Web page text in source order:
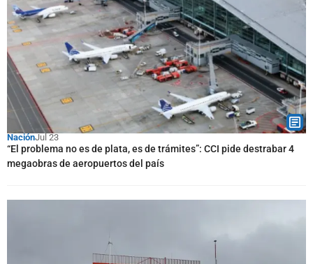
NaciónJul 23
“El problema no es de plata, es de trámites”: CCI pide destrabar 4
megaobras de aeropuertos del país